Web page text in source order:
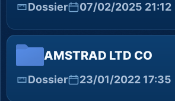
Dossier 07/02/2025 21:12
AMSTRAD LTD CO
Dossier 23/01/2022 17:35